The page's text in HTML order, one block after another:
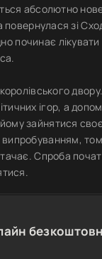
абсолютно
зі
починає лікувати
ігор, а
зайнятися
випробуванням,
Спроба